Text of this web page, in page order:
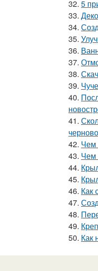
32. 5
33.
34.
35.
36.
37.
38.
39.
40.
41.
42. Чем
43. Чем
44.
45.
46. Как
47.
48.
49.
50. Как